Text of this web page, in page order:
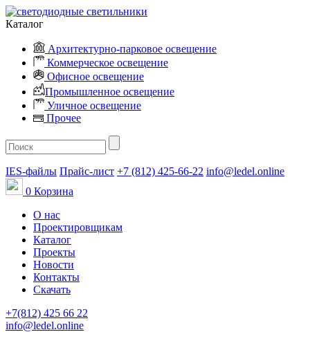
Каталог
Архитектурно-парковое освещение
Коммерческое освещение
Офисное освещение
Промышленное освещение
Уличное освещение
Прочее
IES-файлы Прайс-лист +7 (812) 425-66-22 info@ledel.online
0 Корзина
О нас
Проектировщикам
Каталог
Проекты
Новости
Контакты
Скачать
+7(812) 425 66 22
info@ledel.online